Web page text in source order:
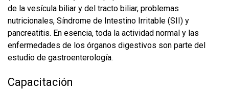
de la vesícula biliar y del tracto biliar, problemas
nutricionales, Síndrome de Intestino Irritable (SII) y
pancreatitis. En esencia, toda la actividad normal y las
enfermedades de los órganos digestivos son parte del
estudio de gastroenterología.
Capacitación